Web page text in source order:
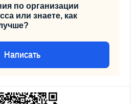
по организации
или знаете, как
Написать